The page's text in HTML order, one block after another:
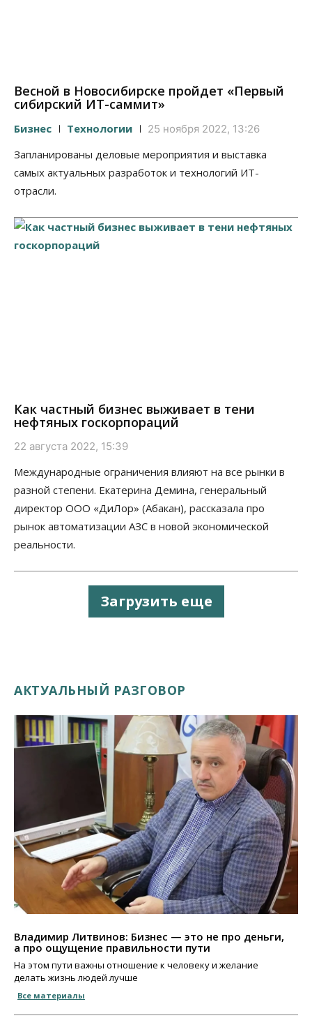
Весной в Новосибирске пройдет «Первый
сибирский ИТ-саммит»
Бизнес Технологии 25 ноября 2022, 13:26
Запланированы деловые мероприятия и выставка
самых актуальных разработок и технологий ИТ-
отрасли.
Как частный бизнес выживает в тени
нефтяных госкорпораций
22 августа 2022, 15:39
Международные ограничения влияют на все рынки в
разной степени. Екатерина Демина, генеральный
директор ООО «ДиЛор» (Абакан), рассказала про
рынок автоматизации АЗС в новой экономической
реальности.
Загрузить еще
АКТУАЛЬНЫЙ РАЗГОВОР
Владимир Литвинов: Бизнес — это не про деньги,
а про ощущение правильности пути
На этом пути важны отношение к человеку и желание
делать жизнь людей лучше
Все материалы